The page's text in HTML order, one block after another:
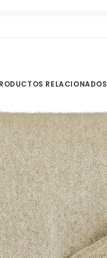
RELACIONADOS